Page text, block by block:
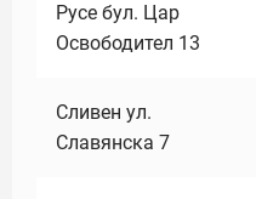
Русе бул. Цар
Освободител 13
Сливен ул.
Славянска 7